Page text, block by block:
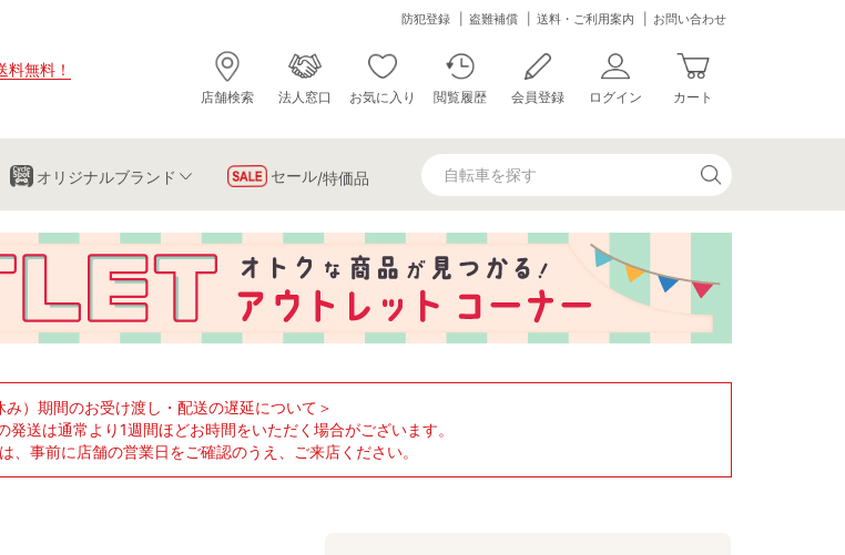
料無料 ！
防犯登録 盗難補償 送料・ご利用案内 お問い合わせ
店舗検索 法人窓口 お気に入り 閲覧履歴 会員登録 ログイン カート
オリジナルブランド セール/特価品
み）期間のお受け渡し・配送の遅延について＞
送は通常より1週間ほどお時間をいただく場合がございます。
、事前に店舗の営業日をご確認のうえ、ご来店ください。